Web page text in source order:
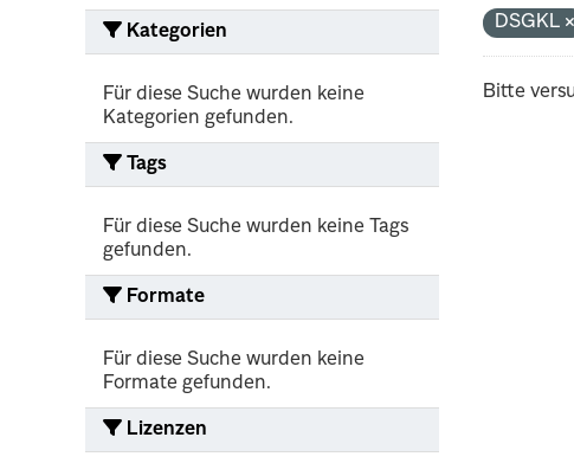
Kategorien
Für diese Suche wurden keine
Kategorien gefunden.
Tags
Für diese Suche wurden keine Tags
gefunden.
Formate
Für diese Suche wurden keine
Formate gefunden.
Lizenzen
DSGKL
Bitte